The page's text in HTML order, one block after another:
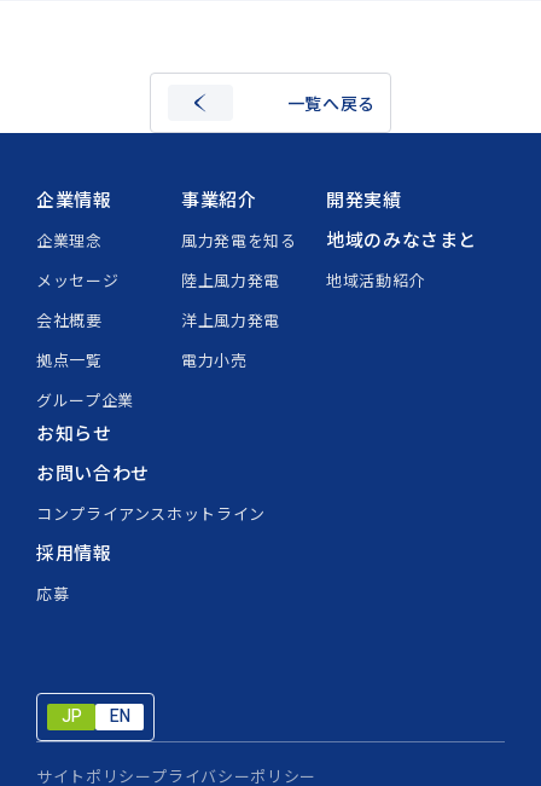
JP EN
一覧へ戻る
企業情報
企業理念
メッセージ
会社概要
拠点一覧
グループ企業
事業紹介
風力発電を知る
陸上風力発電
洋上風力発電
電力小売
開発実績
地域のみなさまと
地域活動紹介
お知らせ
お問い合わせ
コンプライアンスホットライン
採用情報
応募
JP EN
サイトポリシープライバシーポリシー